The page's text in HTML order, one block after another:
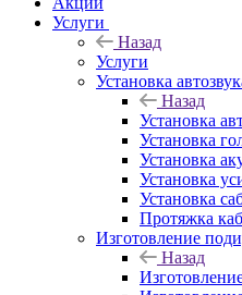
Услуги
Назад
Услуги
Установка
Назад
Установка
Установка
Установка
Установка
Установка
Протяжка
Изготовление
Назад